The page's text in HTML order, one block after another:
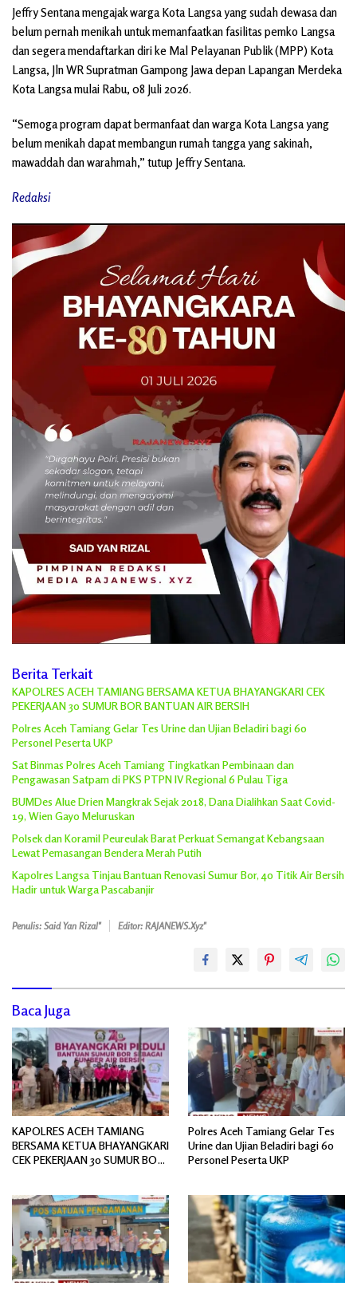
Jeffry Sentana mengajak warga Kota Langsa yang sudah dewasa dan
belum pernah menikah untuk memanfaatkan fasilitas pemko Langsa
dan segera mendaftarkan diri ke Mal Pelayanan Publik (MPP) Kota
Langsa, Jln WR Supratman Gampong Jawa depan Lapangan Merdeka
Kota Langsa mulai Rabu, 08 Juli 2026.
“Semoga program dapat bermanfaat dan warga Kota Langsa yang
belum menikah dapat membangun rumah tangga yang sakinah,
mawaddah dan warahmah,” tutup Jeffry Sentana.
Redaksi
Berita Terkait
KAPOLRES ACEH TAMIANG BERSAMA KETUA BHAYANGKARI CEK
PEKERJAAN 30 SUMUR BOR BANTUAN AIR BERSIH
Polres Aceh Tamiang Gelar Tes Urine dan Ujian Beladiri bagi 60
Personel Peserta UKP
Sat Binmas Polres Aceh Tamiang Tingkatkan Pembinaan dan
Pengawasan Satpam di PKS PTPN IV Regional 6 Pulau Tiga
BUMDes Alue Drien Mangkrak Sejak 2018, Dana Dialihkan Saat Covid-
19, Wien Gayo Meluruskan
Polsek dan Koramil Peureulak Barat Perkuat Semangat Kebangsaan
Lewat Pemasangan Bendera Merah Putih
Kapolres Langsa Tinjau Bantuan Renovasi Sumur Bor, 40 Titik Air Bersih
Hadir untuk Warga Pascabanjir
Penulis: Said Yan Rizal" Editor: RAJANEWS.Xyz"
Baca Juga
KAPOLRES ACEH TAMIANG
BERSAMA KETUA BHAYANGKARI
CEK PEKERJAAN 30 SUMUR BOR
Polres Aceh Tamiang Gelar Tes
Urine dan Ujian Beladiri bagi 60
Personel Peserta UKP